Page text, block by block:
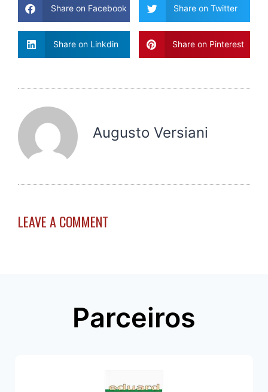
Share on Facebook Share on Twitter
Share on Linkdin Share on Pinterest
Augusto Versiani
LEAVE A COMMENT
Parceiros